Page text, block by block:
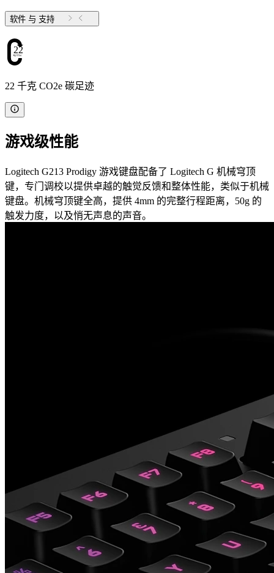
软件 与 支持
22
22 千克 CO2e 碳足迹
游戏级性能
Logitech G213 Prodigy 游戏键盘配备了 Logitech G 机械穹顶
键，专门调校以提供卓越的触觉反馈和整体性能，类似于机械
键盘。机械穹顶键全高，提供 4mm 的完整行程距离，50g 的
触发力度，以及悄无声息的声音。